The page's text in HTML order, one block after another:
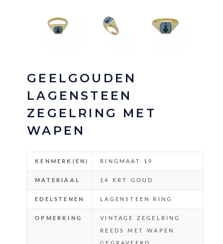
GEELGOUDEN
LAGENSTEEN
ZEGELRING MET
WAPEN
KENMERK(EN) RINGMAAT 19
MATERIAAL 14 KRT GOUD
EDELSTENEN LAGENSTEEN RING
OPMERKING VINTAGE ZEGELRING
REEDS MET WAPEN